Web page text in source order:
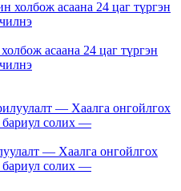
асаана 24 цаг түргэн
— Хаалга онгойлгох
солих —